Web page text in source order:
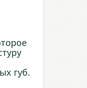
губ.